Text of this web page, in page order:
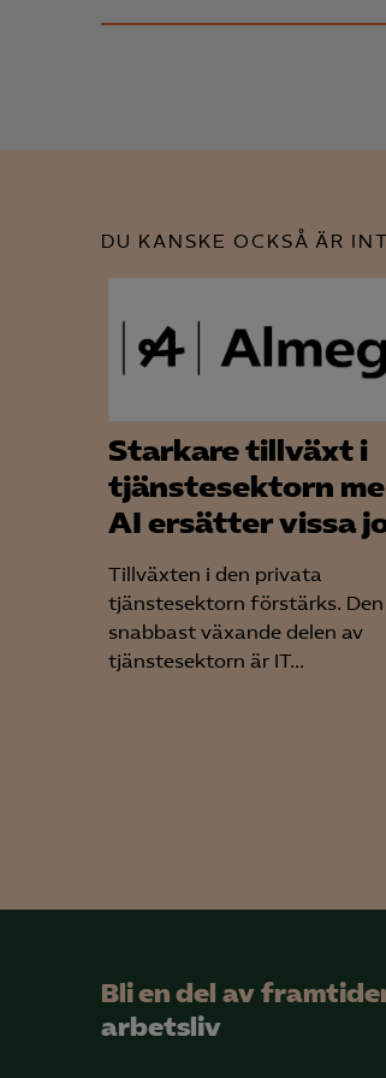
DU KANSKE OCKSÅ ÄR
Starkare tillväxt i
tjänstesektorn
AI ersätter vissa
Tillväxten i den privata
tjänstesektorn förstärks. Den
snabbast växande delen av
tjänstesektorn är IT...
Bli en del av
arbetsliv